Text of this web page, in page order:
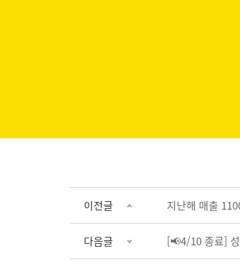
이전글 지난해 매출
다음글 [📢4/10 종료]